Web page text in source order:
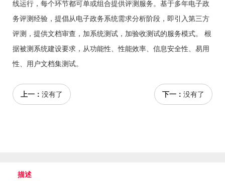
线运行，每个环节都可单或组合提供评测服务。基于多年电子政
务评测经验，提倡从电子政务系统需求分析阶段，即引入第三方
评测，提供文档审查，加系统测试，加验收测试的服务模式。 根
据被测系统建设要求，从功能性、性能效率、信息安全性、易用
性、用户文档集测试。
上一： 没有了 下一： 没有了
描述